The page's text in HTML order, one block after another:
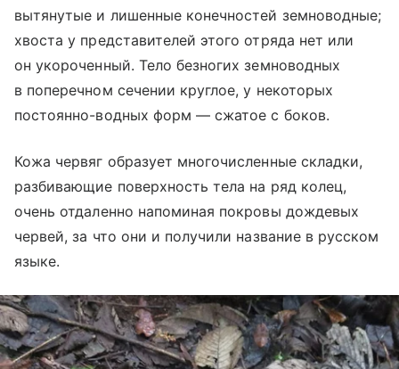
вытянутые и лишенные конечностей земноводные;
хвоста у представителей этого отряда нет или
он укороченный. Тело безногих земноводных
в поперечном сечении круглое, у некоторых
постоянно-водных форм — сжатое с боков.
Кожа червяг образует многочисленные складки,
разбивающие поверхность тела на ряд колец,
очень отдаленно напоминая покровы дождевых
червей, за что они и получили название в русском
языке.